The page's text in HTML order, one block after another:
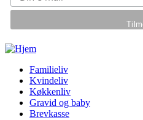
Gå til hovedindhold
Familieliv
Kvindeliv
Køkkenliv
Gravid og baby
Brevkasse